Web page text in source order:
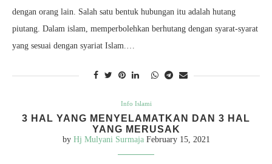
dengan orang lain. Salah satu bentuk hubungan itu adalah hutang
piutang. Dalam islam, memperbolehkan berhutang dengan syarat-syarat
yang sesuai dengan syariat Islam.…
Info Islami
3 HAL YANG MENYELAMATKAN DAN 3 HAL
YANG MERUSAK
by Hj Mulyani Surmaja February 15, 2021